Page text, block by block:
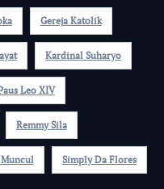
Gereja Katolik
Kardinal Suharyo
Leo XIV
Remmy Sila
Simply Da Flores